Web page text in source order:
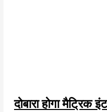
दोबारा होगा मैट्रिक